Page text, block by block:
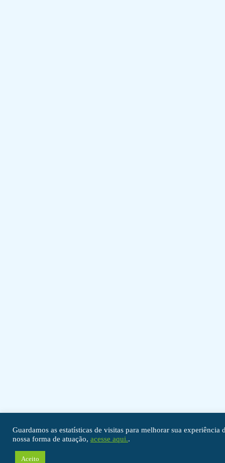
Guardamos as estatísticas de visitas para melhorar sua
nossa forma de atuação, acesse aqui..
Aceito